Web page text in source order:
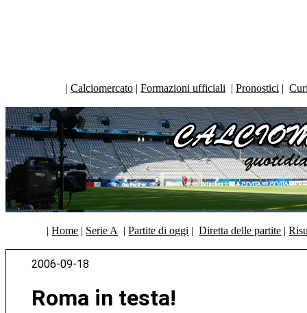
| Calciomercato | Formazioni ufficiali | Pronostici |
|Home | Serie A |Partite di oggi |Diretta delle partite |
2006-09-18
Roma in testa!